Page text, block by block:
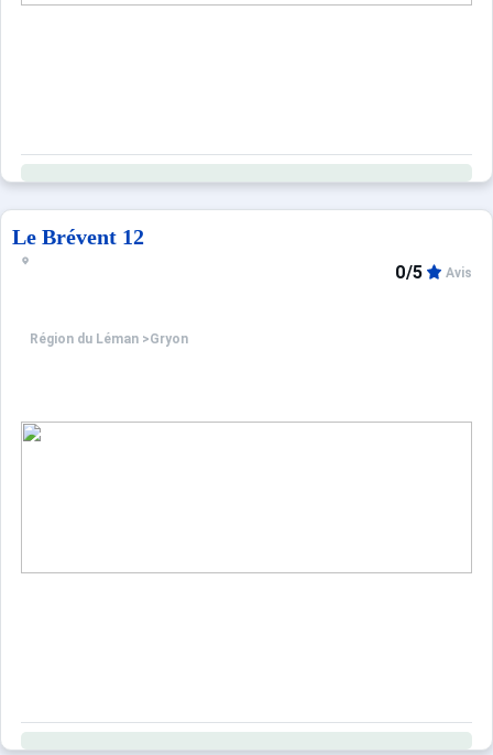
Le Brévent 12
Région du Léman >Gryon
0/5 Avis